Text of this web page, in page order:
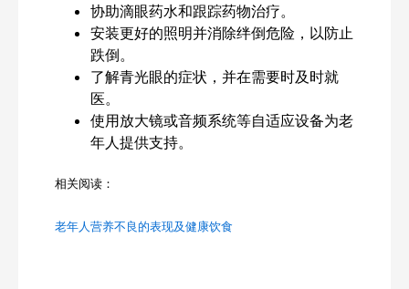
协助滴眼药水和跟踪药物治疗。
安装更好的照明并消除绊倒危险，以防止
跌倒。
了解青光眼的症状，并在需要时及时就
医。
使用放大镜或音频系统等自适应设备为老
年人提供支持。
相关阅读：
老年人营养不良的表现及健康饮食